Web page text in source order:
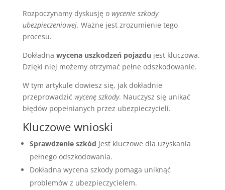
Rozpoczynamy dyskusję o wycenie szkody
ubezpieczeniowej. Ważne jest zrozumienie tego
procesu.
Dokładna wycena uszkodzeń pojazdu jest kluczowa.
Dzięki niej możemy otrzymać pełne odszkodowanie.
W tym artykule dowiesz się, jak dokładnie
przeprowadzić wycenę szkody. Nauczysz się unikać
błędów popełnianych przez ubezpieczycieli.
Kluczowe wnioski
Sprawdzenie szkód jest kluczowe dla uzyskania
pełnego odszkodowania.
Dokładna wycena szkody pomaga uniknąć
problemów z ubezpieczycielem.